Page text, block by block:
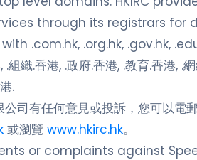
through its registrars for
.com.hk, .org.hk, .gov.hk,
組織.香港, .政府.香港, .教育.香港, .
.
司有任何意見或投訴，您可以電
或瀏覽 www.hkirc.hk。
or complaints against